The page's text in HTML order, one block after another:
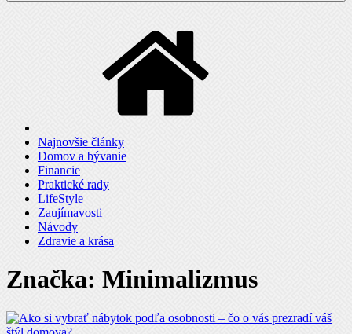
Najnovšie články
Domov a bývanie
Financie
Praktické rady
LifeStyle
Zaujímavosti
Návody
Zdravie a krása
Značka: Minimalizmus